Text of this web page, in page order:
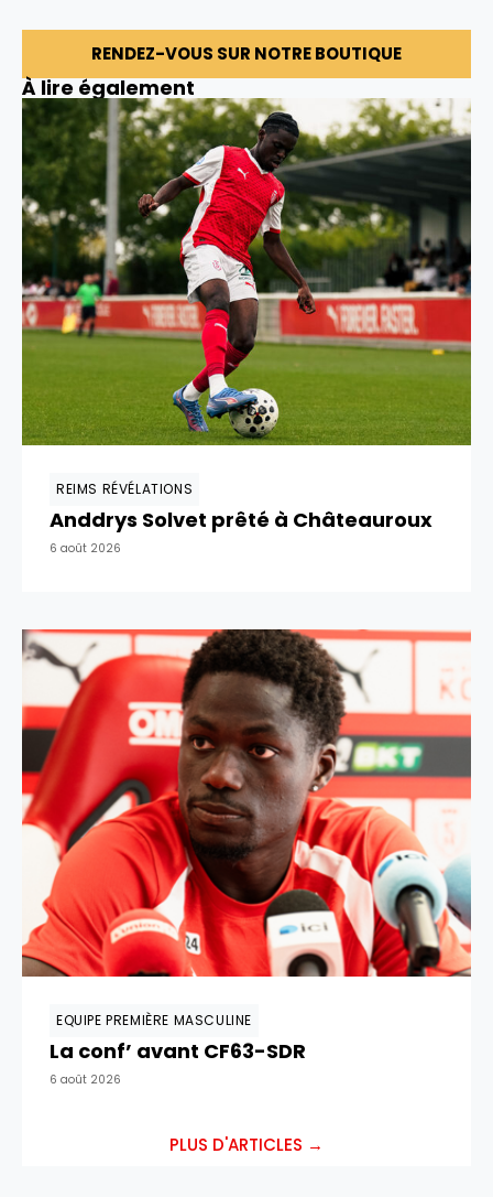
RENDEZ-VOUS SUR NOTRE BOUTIQUE
À lire également
REIMS RÉVÉLATIONS
Anddrys Solvet prêté à Châteauroux
6 août 2026
EQUIPE PREMIÈRE MASCULINE
La conf’ avant CF63-SDR
6 août 2026
PLUS D'ARTICLES →